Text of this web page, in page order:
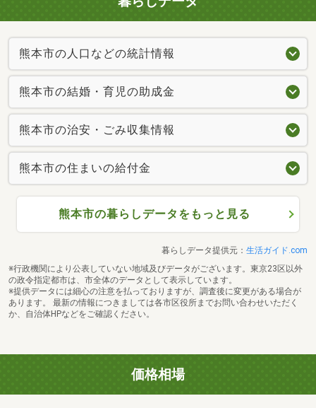
熊本市の人口などの統計情報
熊本市の結婚・育児の助成金
熊本市の治安・ごみ収集情報
熊本市の住まいの給付金
熊本市の暮らしデータをもっと見る
暮らしデータ提供元： 生活ガイド.com
※行政機関により公表していない地域及びデータがございます。東京23区以外
の政令指定都市は、市全体のデータとして表示しています。
※提供データには細心の注意を払っておりますが、調査後に変更がある場合が
あります。 最新の情報につきましては各市区役所までお問い合わせいただく
か、自治体HPなどをご確認ください。
価格相場